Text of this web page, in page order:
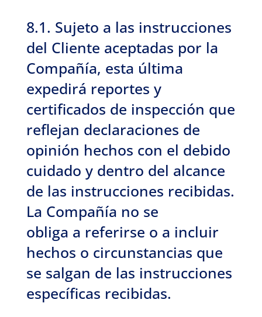
8.1. Sujeto a las instrucciones
del Cliente aceptadas por la
Compañía, esta última
expedirá reportes y
certificados de inspección que
reflejan declaraciones de
opinión hechos con el debido
cuidado y dentro del alcance
de las instrucciones recibidas.
La Compañía no se
obliga a referirse o a incluir
hechos o circunstancias que
se salgan de las instrucciones
específicas recibidas.